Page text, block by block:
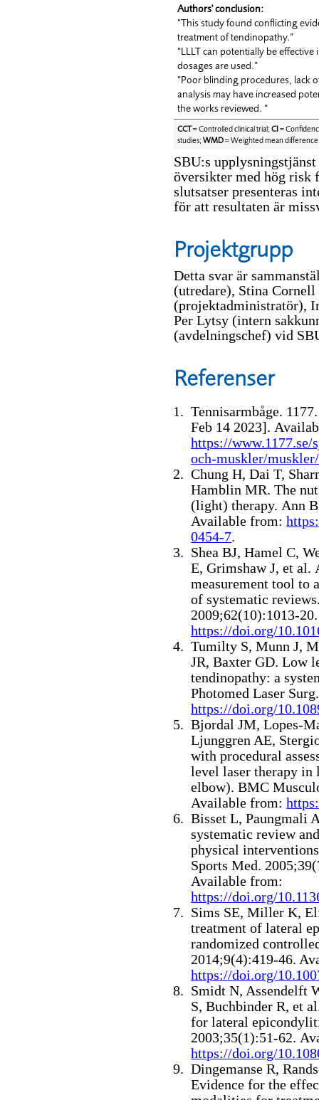
Authors'conclusion:
“This study found conflicting
treatment of tendinopathy.”
“LLLT can potentially be
dosages are used.”
“Poor blinding procedures, lack
analysis may have increased
the works reviewed. “
CCT= Controlled clinical trial;CI=
studies;WMD= Weighted mean difference
SBU:s
översikter med hög risk
slutsatser presenteras
för att resultaten är
Projektgrupp
Detta svar är
(utredare), Stina
(projektadministratör),
Per Lytsy (intern
(avdelningschef) vid
Referenser
Tennisarmbåge.
Feb 14 2023].
https://
och-muskler/
Chung H, Dai T,
Hamblin MR. The
(light) therapy. Ann
Available from:
0454-7.
Shea BJ, Hamel C,
E, Grimshaw J, et al.
measurement tool to
of systematic
2009;62(10):1013-
https://doi.org/
Tumilty S, Munn J,
JR, Baxter GD.Low
tendinopathy: a
Photomed Laser
https://doi.org/
Bjordal JM, Lopes-
Ljunggren AE,
with procedural
level laser therapy in
elbow).BMC
Available from:
Bisset L, Paungmali
systematic review
physical
Sports Med.
Available from:
https://doi.org/
Sims SE, Miller K,
treatment of lateral
randomized
2014;9(4):419-46.
https://doi.org/
Smidt N, Assendelft
S, Buchbinder R, et
for lateral
2003;35(1):51-62.
https://doi.org/
Dingemanse R,
Evidence for the